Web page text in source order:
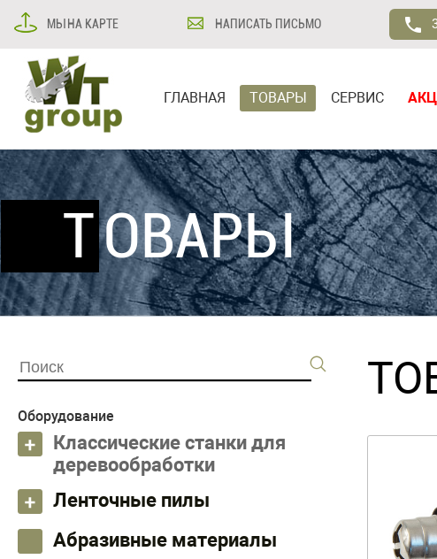
МЫ НА КАРТЕ НАПИСАТЬ ПИСЬМО
ГЛАВНАЯ ТОВАРЫ СЕРВИС
ТОВАРЫ
Оборудование
Классические станки для
деревообработки
Ленточные пилы
Абразивные материалы